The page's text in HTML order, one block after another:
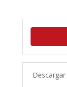
Descargar